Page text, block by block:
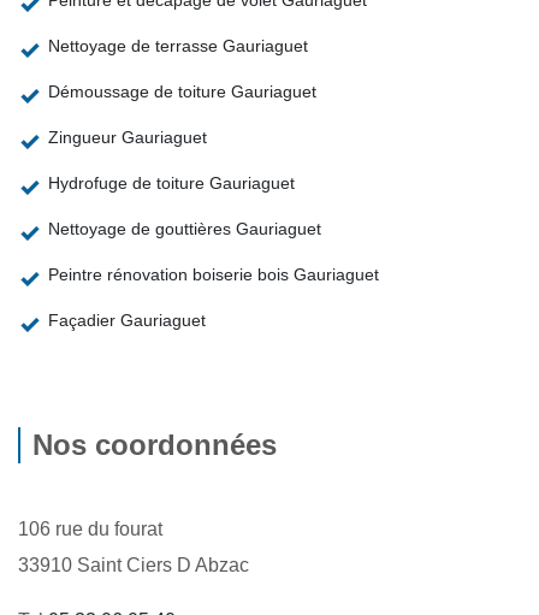
Nettoyage de terrasse Gauriaguet
Démoussage de toiture Gauriaguet
Zingueur Gauriaguet
Hydrofuge de toiture Gauriaguet
Nettoyage de gouttières Gauriaguet
Peintre rénovation boiserie bois Gauriaguet
Façadier Gauriaguet
Nos coordonnées
106 rue du fourat
33910 Saint Ciers D Abzac